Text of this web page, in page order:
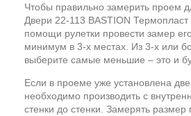
Чтобы правильно замерить проем
Двери 22-113 BASTION
помощи рулетки провести замер
минимум в 3-х местах. Из 3-х или
выберите самые меньшие – это и
Если в проеме уже установлена
необходимо производить с
стенки до стенки. Замерять размер